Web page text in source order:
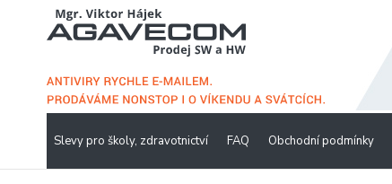
Slevy pro školy, zdravotnictví FAQ Obchodní podmínky